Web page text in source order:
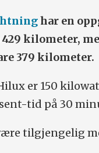
har en
kilometer,
379 kilometer.
er 150
tid på 30
tilgjengelig